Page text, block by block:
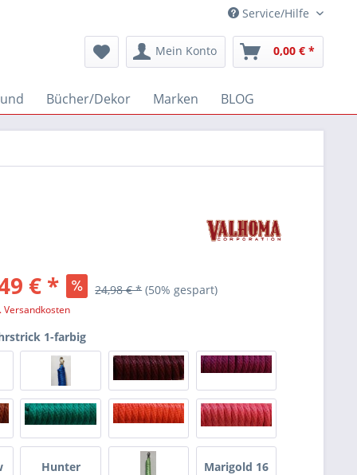
Service/Hilfe
Mein Konto 0,00 € *
Bücher/Dekor Marken BLOG
€ * 24,98 € * (50% gespart)
Versandkosten
1-farbig
Hunter Marigold 16